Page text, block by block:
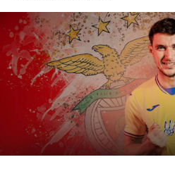
БУКМЕКЕРИ